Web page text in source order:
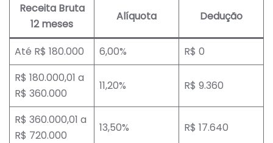
Receita Bruta
12 meses
Alíquota Dedução
Até R$ 180.000 6,00%
R$ 0
R$ 180.000,01 a
R$ 360.000
11,20% R$ 9.360
R$ 360.000,01 a
R$ 720.000
13,50% R$ 17.640